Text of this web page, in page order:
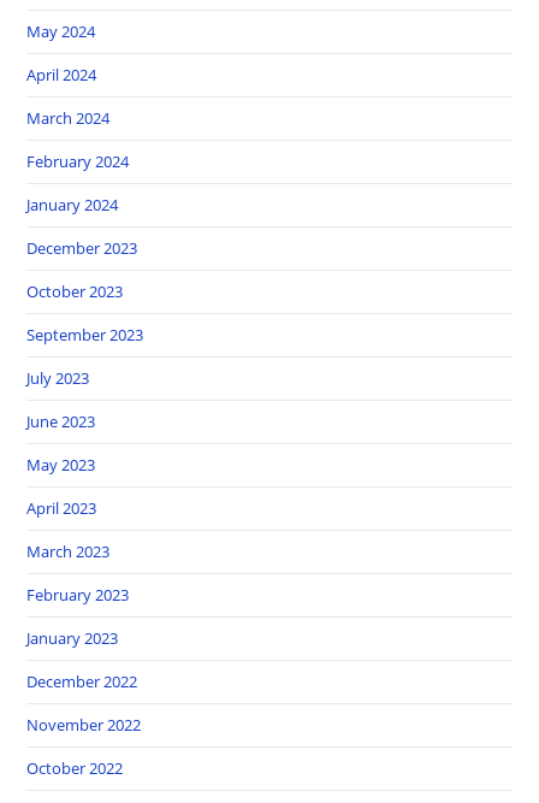
May 2024
April 2024
March 2024
February 2024
January 2024
December 2023
October 2023
September 2023
July 2023
June 2023
May 2023
April 2023
March 2023
February 2023
January 2023
December 2022
November 2022
October 2022